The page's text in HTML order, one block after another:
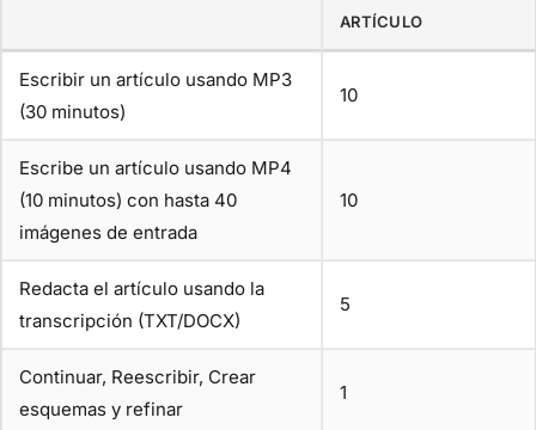
ARTÍCULO
Escribir un artículo usando MP3
(30 minutos)
10
Escribe un artículo usando MP4
(10 minutos) con hasta 40
imágenes de entrada
10
Redacta el artículo usando la
transcripción (TXT/DOCX)
5
Continuar, Reescribir, Crear
esquemas y refinar
1